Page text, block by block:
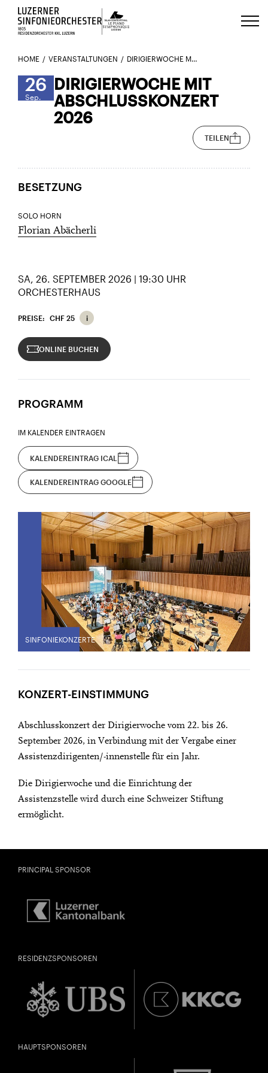
Luzerns Klavierfestival «Le Piano
HOME VERANSTALTUNGEN DIRIGIERWOCHE MIT ABSCHLUSSKONZERT 2026
26
Sep.
DIRIGIERWOCHE MIT
ABSCHLUSSKONZERT
2026
TEILEN
BESETZUNG
SOLO HORN
Florian Abächerli
SA, 26. SEPTEMBER 2026 | 19:30 UHR
ORCHESTERHAUS
PREISE: CHF 25
ONLINE BUCHEN
PROGRAMM
IM KALENDER EINTRAGEN
KALENDEREINTRAG ICAL
KALENDEREINTRAG GOOGLE
SINFONIEKONZERTE
KONZERT-EINSTIMMUNG
Abschlusskonzert der Dirigierwoche vom 22. bis 26.
September 2026, in Verbindung mit der Vergabe einer
Assistenzdirigenten/-innenstelle für ein Jahr.
Die Dirigierwoche und die Einrichtung der
Assistenzstelle wird durch eine Schweizer Stiftung
ermöglicht.
PRINCIPAL SPONSOR
RESIDENZSPONSOREN
HAUPTSPONSOREN